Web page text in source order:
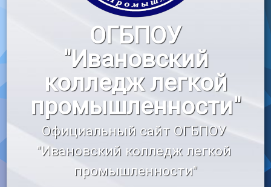
Воспитательная работа
«Профессионалы»
«Профессионалитет»
Образовательный кредит
ОГБПОУ
"Ивановский
колледж легкой
промышленности"
Официальный сайт ОГБПОУ
"Ивановский колледж легкой
промышленности"